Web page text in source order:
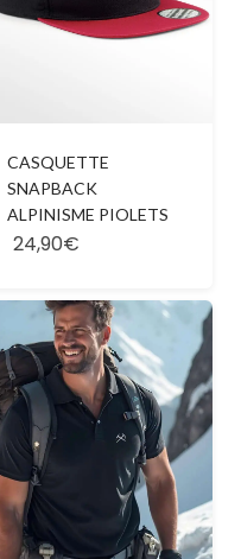
CASQUETTE
SNAPBACK
ALPINISME PIOLETS
24,90€